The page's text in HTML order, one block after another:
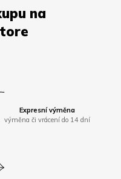
Expresní výměna
výměna či vrácení do 14 dní